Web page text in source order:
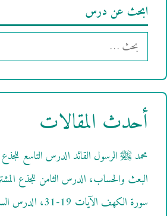
ابحث عن درس
البحث
عن:
أحدث المقالات
محمد ﷺ الرسول القائد الدرس التاسع
البعث والحساب، الدرس الثامن للجذع
سورة الكهف الآيات 19-31، الدرس السابع للجذع المشترك